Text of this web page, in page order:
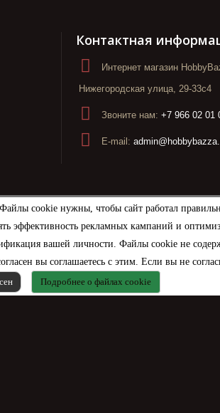
cookie нужны, чтобы сайт работал
рекламных кампаний и
вашей личности. Файлы cookie не
вы соглашаетесь с этим. Если вы не
Подробнее о файлах cookie
Контактная
Интернет магазин
Нижегородская улица, 29-33с4
Звоните нам: +7 966 02 01
E-mail: